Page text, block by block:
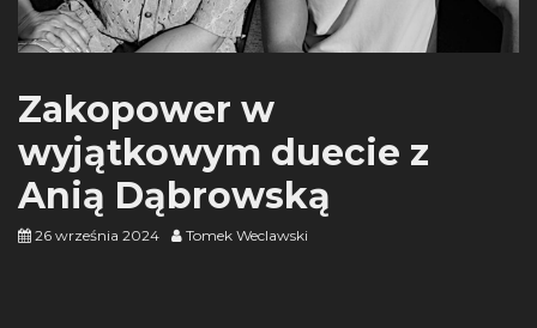
Zakopower w
wyjątkowym duecie z
Anią Dąbrowską
26 września 2024 Tomek Weclawski